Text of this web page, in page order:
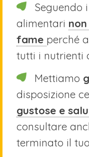
Seguendo
alimentari
fame perché
tutti i nutrienti
Mettiamo
disposizione
gustose e
consultare
terminato il